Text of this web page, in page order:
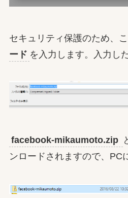
セキュリティ保護のため、
ード を入力します。入力し
facebook-mikaumoto.zip
ンロードされますので、PC